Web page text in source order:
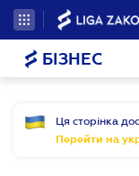
БІЗНЕС
Ця сторінка
Перейти на